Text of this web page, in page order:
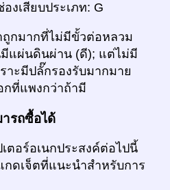
งเสียบประเภท: G
ถูกมากที่ไม่มีขั้วต่อหลวม
แผ่นดินผ่าน (ดี); แต่ไม่มี
าะมีปลั๊กรองรับมากมาย
กที่แพงกว่าถ้ามี
รถซื้อได้
อร์อเนกประสงค์ต่อไปนี้
กดเจ็ตที่แนะนำสำหรับการ